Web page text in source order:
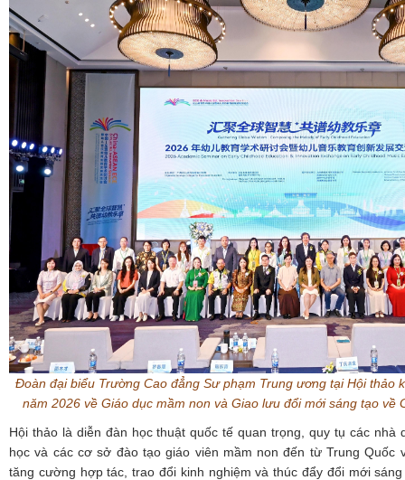
Đoàn đại biểu Trường Cao đẳng Sư phạm Trung ương tại Hội thảo
năm 2026 về Giáo dục mầm non và Giao lưu đổi mới sáng tạo về
Hội thảo là diễn đàn học thuật quốc tế quan trọng, quy tụ các nhà
học và các cơ sở đào tạo giáo viên mầm non đến từ Trung Quốc
tăng cường hợp tác, trao đổi kinh nghiệm và thúc đẩy đổi mới